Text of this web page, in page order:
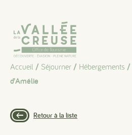
Accueil / Séjourner / Hébergements /
d’Amélie
Retour à la liste